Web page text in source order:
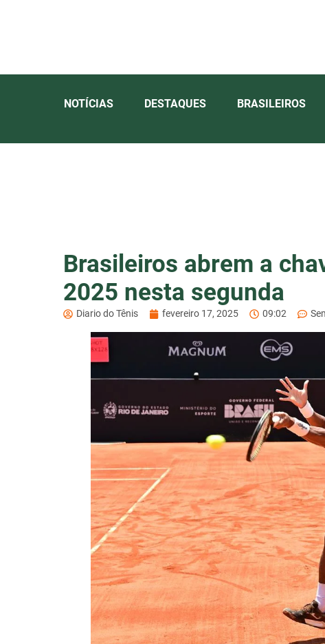
NOTÍCIAS DESTAQUES BRASILEIROS
Brasileiros abrem a
2025 nesta segunda
Diario do Tênis fevereiro 17, 2025 09:02